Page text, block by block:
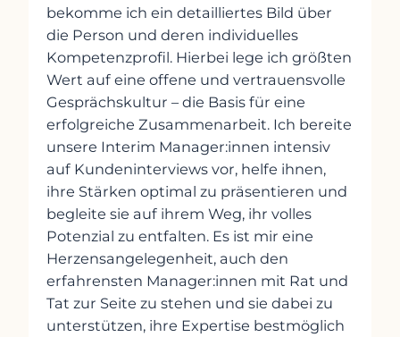
bekomme ich ein detailliertes Bild über
die Person und deren individuelles
Kompetenzprofil. Hierbei lege ich größten
Wert auf eine offene und vertrauensvolle
Gesprächskultur – die Basis für eine
erfolgreiche Zusammenarbeit. Ich bereite
unsere Interim Manager:innen intensiv
auf Kundeninterviews vor, helfe ihnen,
ihre Stärken optimal zu präsentieren und
begleite sie auf ihrem Weg, ihr volles
Potenzial zu entfalten. Es ist mir eine
Herzensangelegenheit, auch den
erfahrensten Manager:innen mit Rat und
Tat zur Seite zu stehen und sie dabei zu
unterstützen, ihre Expertise bestmöglich